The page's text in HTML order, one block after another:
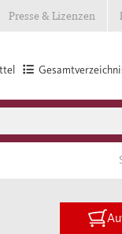
Presse & Lizenzen